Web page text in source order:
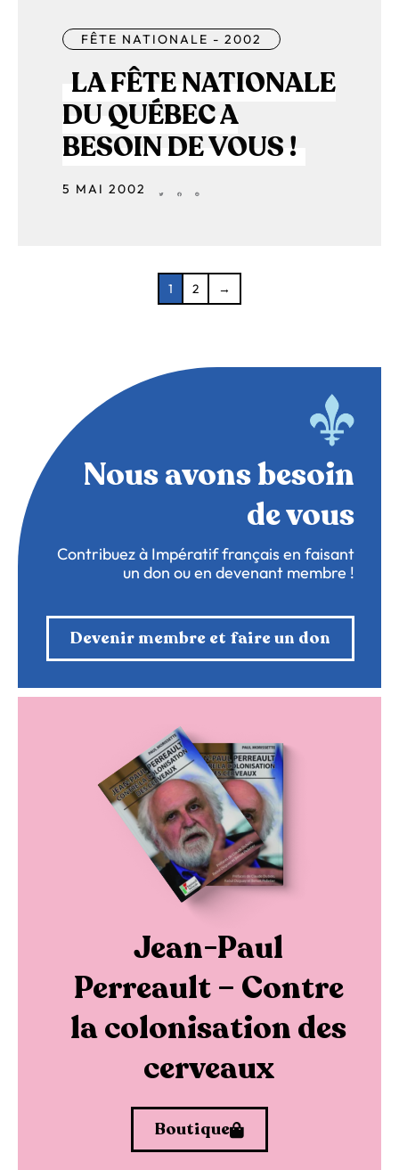
FÊTE NATIONALE - 2002
LA FÊTE NATIONALE
DU QUÉBEC A
BESOIN DE VOUS !
5 MAI 2002
1 2 →
Nous avons besoin
de vous
Contribuez à Impératif français en faisant
un don ou en devenant membre !
Devenir membre et faire un don
Jean-Paul
Perreault – Contre
la colonisation des
cerveaux
Boutique